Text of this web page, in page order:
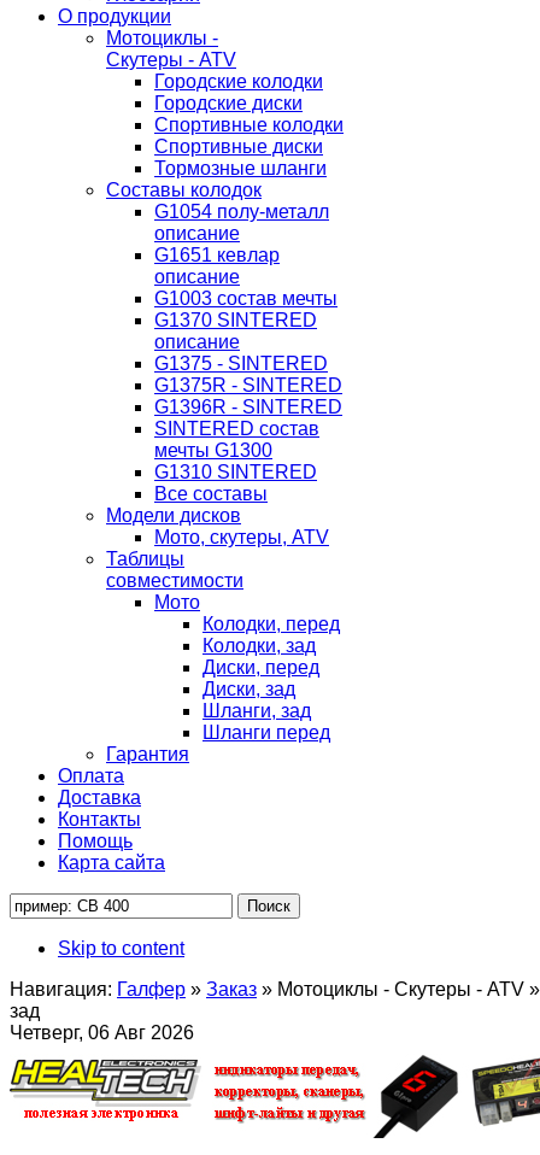
О продукции
Мотоциклы -
Скутеры - ATV
Городские колодки
Городские диски
Спортивные колодки
Спортивные диски
Тормозные шланги
Составы колодок
G1054 полу-металл
описание
G1651 кевлар
описание
G1003 состав мечты
G1370 SINTERED
описание
G1375 - SINTERED
G1375R - SINTERED
G1396R - SINTERED
SINTERED состав
мечты G1300
G1310 SINTERED
Все составы
Модели дисков
Мото, скутеры, ATV
Таблицы
совместимости
Мото
Колодки, перед
Колодки, зад
Диски, перед
Диски, зад
Шланги, зад
Шланги перед
Гарантия
Оплата
Доставка
Контакты
Помощь
Карта сайта
Skip to content
Навигация: Галфер » Заказ » Мотоциклы - Скутеры - ATV »
зад
Четверг, 06 Авг 2026